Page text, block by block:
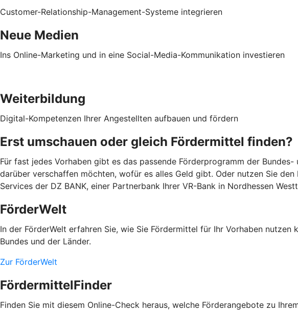
Customer-Relationship-Management-Systeme integrieren
Neue Medien
Ins Online-Marketing und in eine Social-Media-Kommunikation investieren
Weiterbildung
Digital-Kompetenzen Ihrer Angestellten aufbauen und fördern
Erst umschauen oder gleich Fördermittel finden?
Für fast jedes Vorhaben gibt es das passende Förderprogramm der
darüber verschaffen möchten, wofür es alles Geld gibt. Oder nutzen Sie
Services der DZ BANK, einer Partnerbank Ihrer VR-Bank in Nordhessen
FörderWelt
In der FörderWelt erfahren Sie, wie Sie Fördermittel für Ihr Vorhaben
Bundes und der Länder.
Zur FörderWelt
FördermittelFinder
Finden Sie mit diesem Online-Check heraus, welche Förderangebote zu